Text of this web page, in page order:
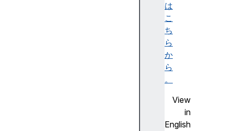
は
こ
ち
ら
か
ら
。
View
in
English